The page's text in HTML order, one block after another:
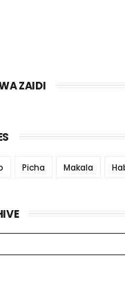
ZAIDI
Picha Makala